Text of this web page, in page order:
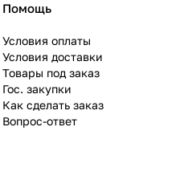
Помощь
Условия оплаты
Условия доставки
Товары под заказ
Гос. закупки
Как сделать заказ
Вопрос-ответ